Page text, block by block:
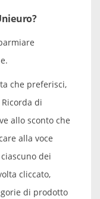
che preferisci,
di
allo sconto che
alla voce
dei
cliccato,
di prodotto